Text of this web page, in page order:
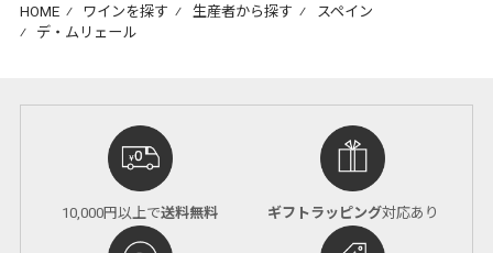
HOME ⁄ ワインを探す ⁄ 生産者から探す ⁄ スペイン
⁄ デ・ムリェール
10,000円以上で送料無料 ギフトラッピング対応あり